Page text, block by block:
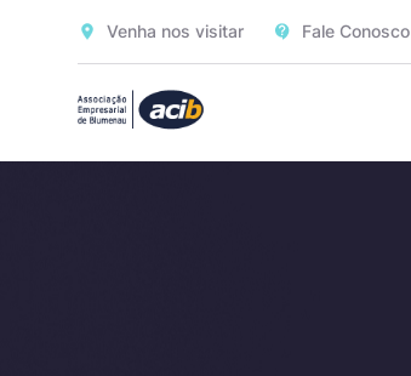
Venha nos visitar Fale Conosco